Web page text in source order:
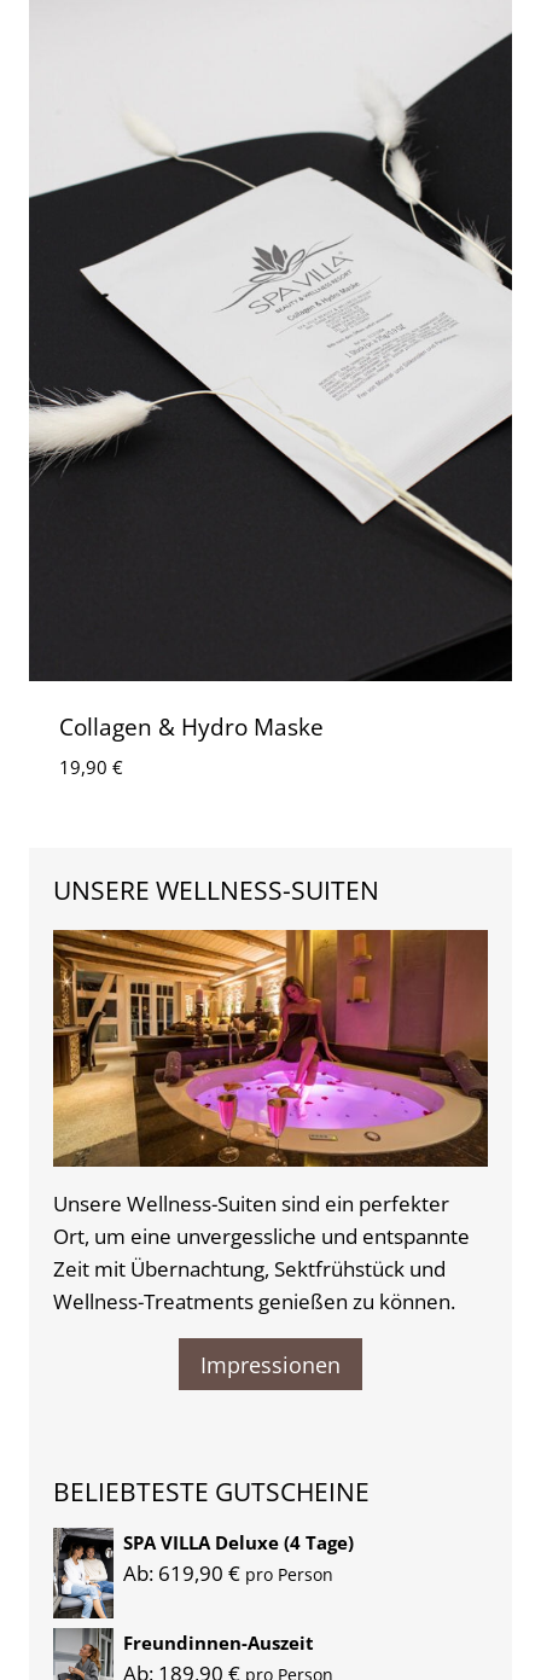
Collagen & Hydro Maske
19,90 €
UNSERE WELLNESS-SUITEN
Unsere Wellness-Suiten sind ein perfekter
Ort, um eine unvergessliche und entspannte
Zeit mit Übernachtung, Sektfrühstück und
Wellness-Treatments genießen zu können.
Impressionen
BELIEBTESTE GUTSCHEINE
SPA VILLA Deluxe (4 Tage)
Ab: 619,90 € pro Person
Freundinnen-Auszeit
Ab: 189,90 € pro Person